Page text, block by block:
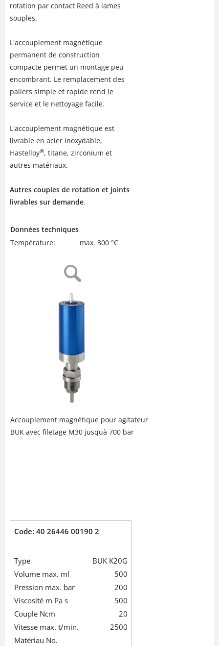
rotation par contact Reed à lames
souples.
L'accouplement magnétique
permanent de construction
compacte permet un montage peu
encombrant. Le remplacement des
paliers simple et rapide rend le
service et le nettoyage facile.
L'accouplement magnétique est
livrable en acier inoxydable,
Hastelloy®, titane, zirconium et
autres matériaux.
Autres couples de rotation et joints
livrables sur demande.
Données techniques
Température:
max. 300 °C
Accouplement magnétique pour agitateur
BUK avec filetage M30 jusquà 700 bar
Code: 40 26446 00190 2
Type
BUK K20G
Volume max. ml
500
Pression max. bar
200
Viscosité m Pa s
500
Couple Ncm
20
Vitesse max. t/min.
2500
Matériau No.